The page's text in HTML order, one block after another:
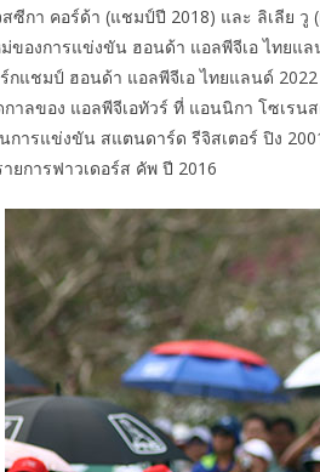
สซีกา คอร์ด้า (แชมป์ปี 2018) และ ลิเลีย
ของการแข่งขัน ฮอนด้า แอลพีจีเอ ไทย
กแชมป์ ฮอนด้า แอลพีจีเอ ไทยแลนด์
าลของ แอลพีจีเอทัวร์ ที่ แอนนิกา โซเรน
การแข่งขัน สแตนดาร์ด รีจิสเตอร์ ปิง
ยการฟาวเดอร์ส คัพ ปี 2016